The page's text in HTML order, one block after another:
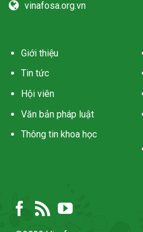
vinafosa.org.vn
Giới thiệu
Tin tức
Hội viên
Văn bản pháp luật
Thông tin khoa học